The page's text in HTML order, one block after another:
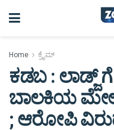
Home ಕ್ರೈಮ್
ಕಡಬ : ಲಾಡ್ಜ್
ಬಾಲಕಿಯ ಮೇಲೆ
; ಆರೋಪಿ